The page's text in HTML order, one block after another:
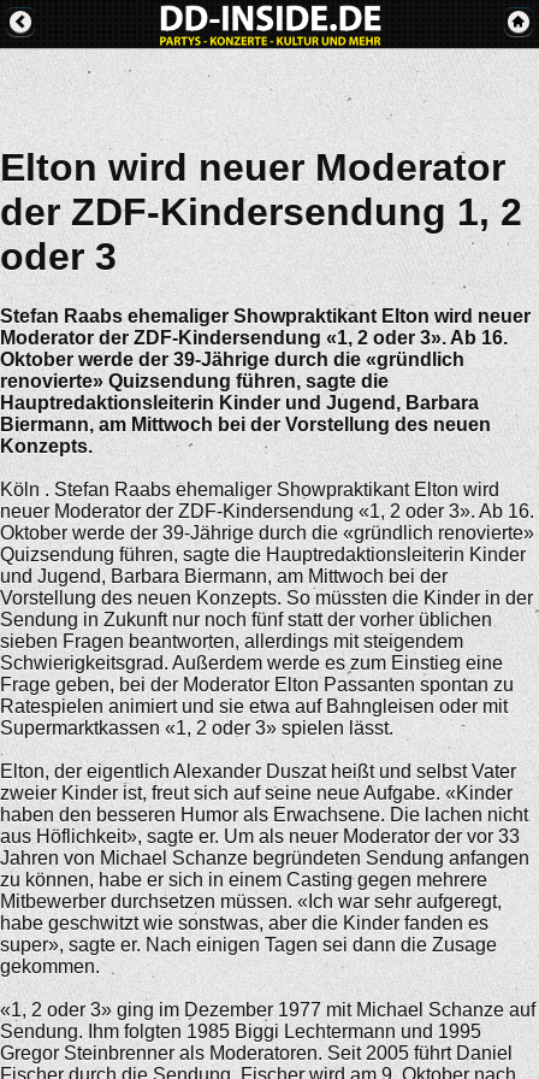
Elton wird neuer Moderator
der ZDF-Kindersendung 1, 2
oder 3
Stefan Raabs ehemaliger Showpraktikant Elton wird neuer
Moderator der ZDF-Kindersendung «1, 2 oder 3». Ab 16.
Oktober werde der 39-Jährige durch die «gründlich
renovierte» Quizsendung führen, sagte die
Hauptredaktionsleiterin Kinder und Jugend, Barbara
Biermann, am Mittwoch bei der Vorstellung des neuen
Konzepts.
Köln . Stefan Raabs ehemaliger Showpraktikant Elton wird
neuer Moderator der ZDF-Kindersendung «1, 2 oder 3». Ab 16.
Oktober werde der 39-Jährige durch die «gründlich renovierte»
Quizsendung führen, sagte die Hauptredaktionsleiterin Kinder
und Jugend, Barbara Biermann, am Mittwoch bei der
Vorstellung des neuen Konzepts. So müssten die Kinder in der
Sendung in Zukunft nur noch fünf statt der vorher üblichen
sieben Fragen beantworten, allerdings mit steigendem
Schwierigkeitsgrad. Außerdem werde es zum Einstieg eine
Frage geben, bei der Moderator Elton Passanten spontan zu
Ratespielen animiert und sie etwa auf Bahngleisen oder mit
Supermarktkassen «1, 2 oder 3» spielen lässt.
Elton, der eigentlich Alexander Duszat heißt und selbst Vater
zweier Kinder ist, freut sich auf seine neue Aufgabe. «Kinder
haben den besseren Humor als Erwachsene. Die lachen nicht
aus Höflichkeit», sagte er. Um als neuer Moderator der vor 33
Jahren von Michael Schanze begründeten Sendung anfangen
zu können, habe er sich in einem Casting gegen mehrere
Mitbewerber durchsetzen müssen. «Ich war sehr aufgeregt,
habe geschwitzt wie sonstwas, aber die Kinder fanden es
super», sagte er. Nach einigen Tagen sei dann die Zusage
gekommen.
«1, 2 oder 3» ging im Dezember 1977 mit Michael Schanze auf
Sendung. Ihm folgten 1985 Biggi Lechtermann und 1995
Gregor Steinbrenner als Moderatoren. Seit 2005 führt Daniel
Fischer durch die Sendung. Fischer wird am 9. Oktober nach